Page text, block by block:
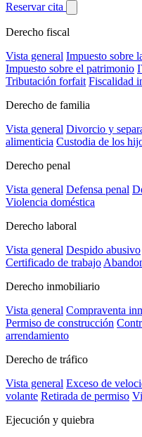
Reservar cita
Derecho fiscal
Vista general Impuesto sobre
Impuesto sobre el patrimonio
Tributación forfait Fiscalidad
Derecho de familia
Vista general Divorcio y
alimenticia Custodia de los
Derecho penal
Vista general Defensa penal
Violencia doméstica
Derecho laboral
Vista general Despido abusivo
Certificado de trabajo
Derecho inmobiliario
Vista general Compraventa
Permiso de construcción
arrendamiento
Derecho de tráfico
Vista general Exceso de
volante Retirada de permiso
Ejecución y quiebra